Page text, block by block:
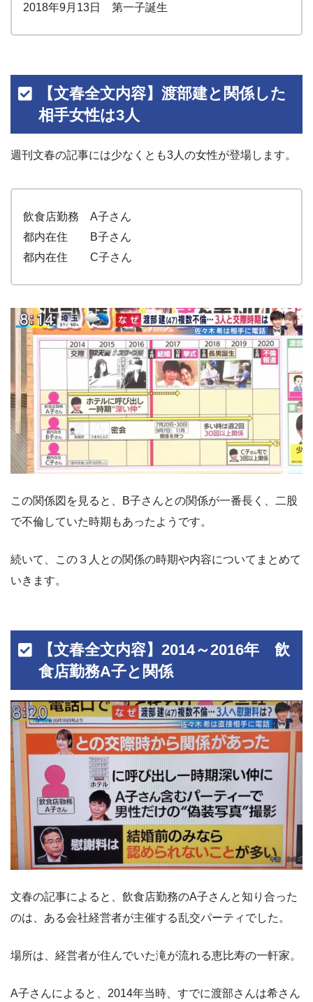
2018年9月13日 第一子誕生
【文春全文内容】渡部建と関係した
相手女性は3人
週刊文春の記事には少なくとも3人の女性が登場します。
飲食店勤務 A子さん
都内在住 B子さん
都内在住 C子さん
この関係図を見ると、B子さんとの関係が一番長く、二股
で不倫していた時期もあったようです。
続いて、この３人との関係の時期や内容についてまとめて
いきます。
【文春全文内容】2014～2016年 飲
食店勤務A子と関係
文春の記事によると、飲食店勤務のA子さんと知り合った
のは、ある会社経営者が主催する乱交パーティでした。
場所は、経営者が住んでいた滝が流れる恵比寿の一軒家。
A子さんによると、2014年当時、すでに渡部さんは希さん